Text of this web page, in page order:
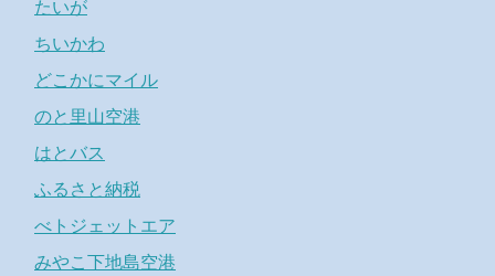
たいが
ちいかわ
どこかにマイル
のと里山空港
はとバス
ふるさと納税
べトジェットエア
みやこ下地島空港